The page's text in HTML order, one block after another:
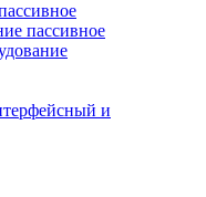
пассивное
и